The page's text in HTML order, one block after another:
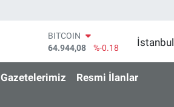
BITCOIN
64.944,08
%-0.18
47,7436
%0.18
EURO
İstanbul
Gazetelerimiz Resmi İlanlar